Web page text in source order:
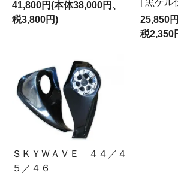
41,800円(本体38,000円、
税3,800円)
[ 黒ゲル
25,850
税2,350
ＳＫＹＷＡＶＥ ４４／４
５／４６